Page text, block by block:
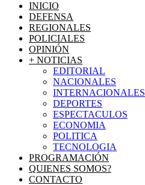
INICIO
DEFENSA
REGIONALES
POLICIALES
OPINIÓN
+ NOTICIAS
EDITORIAL
NACIONALES
INTERNACIONALES
DEPORTES
ESPECTACULOS
ECONOMIA
POLITICA
TECNOLOGIA
PROGRAMACIÓN
QUIENES SOMOS?
CONTACTO